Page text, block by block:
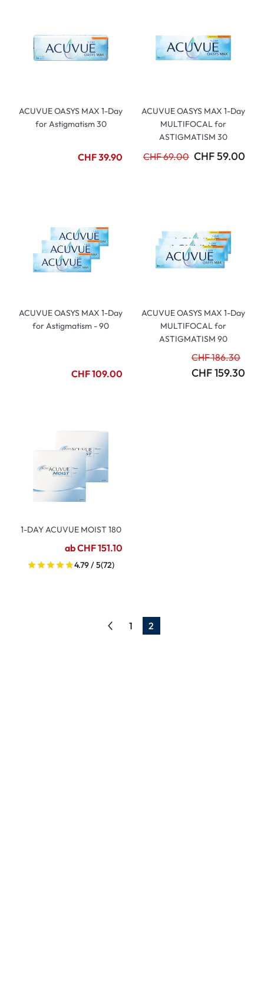
ACUVUE OASYS MAX 1-Day
for Astigmatism 30
CHF 39.90
ACUVUE OASYS MAX 1-Day
MULTIFOCAL for
ASTIGMATISM 30
CHF 69.00 CHF 59.00
ACUVUE OASYS MAX 1-Day
for Astigmatism - 90
CHF 109.00
ACUVUE OASYS MAX 1-Day
MULTIFOCAL for
ASTIGMATISM 90
CHF 186.30
CHF 159.30
1-DAY ACUVUE MOIST 180
ab CHF 151.10
4.79 / 5(72)
1 2